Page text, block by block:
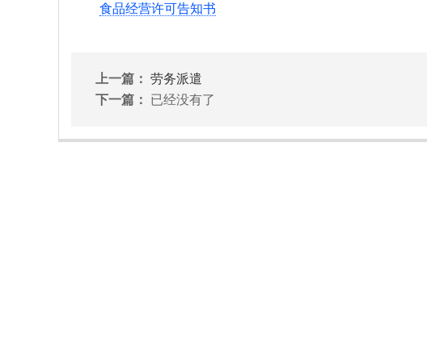
食品经营许可告知书
上一篇： 劳务派遣
下一篇：
已经没有了